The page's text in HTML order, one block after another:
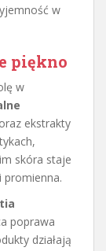
w
piękno
w
ekstrakty
skóra staje
promienna.
poprawa
działają